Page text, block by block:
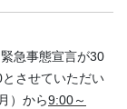
急事態宣言が30
させていただい
）から9:00～